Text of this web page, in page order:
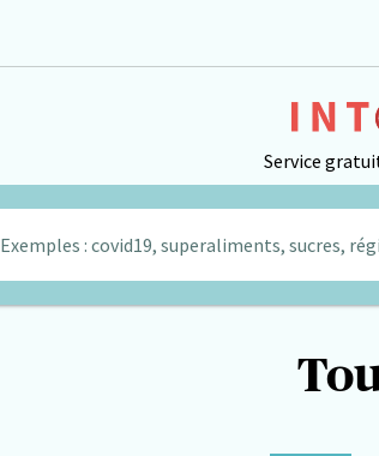
Service
Exemples : covid19, superaliments, sucres,